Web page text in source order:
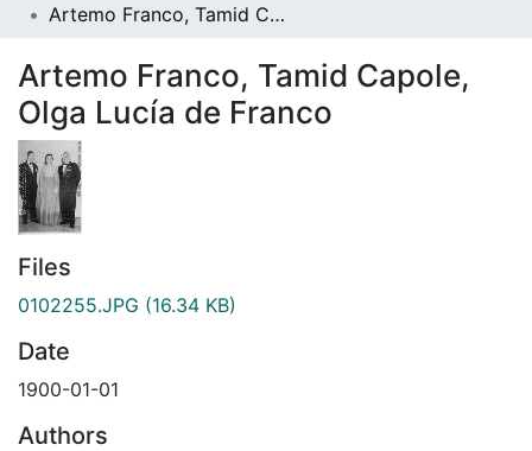
Artemo Franco, Tamid Capole, Olga Lucía de Franco
Artemo Franco, Tamid Capole,
Olga Lucía de Franco
Files
0102255.JPG (16.34 KB)
Date
1900-01-01
Authors